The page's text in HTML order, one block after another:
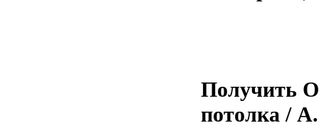
Получить
потолка /